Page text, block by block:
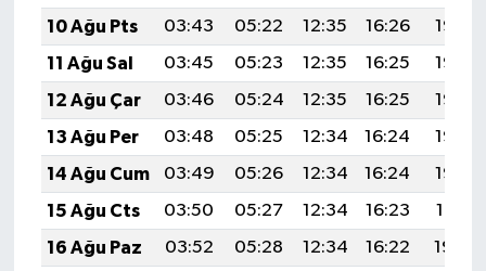
10 Ağu Pts
03:43 05:22 12:35 16:26
19:37
11 Ağu Sal
03:45 05:23 12:35 16:25
19:36
12 Ağu Çar
03:46 05:24 12:35 16:25
19:35
13 Ağu Per
03:48 05:25 12:34 16:24
19:33
14 Ağu Cum
03:49 05:26 12:34 16:24
19:32
15 Ağu Cts
03:50 05:27 12:34 16:23
19:31
16 Ağu Paz
03:52 05:28 12:34 16:22
19:29